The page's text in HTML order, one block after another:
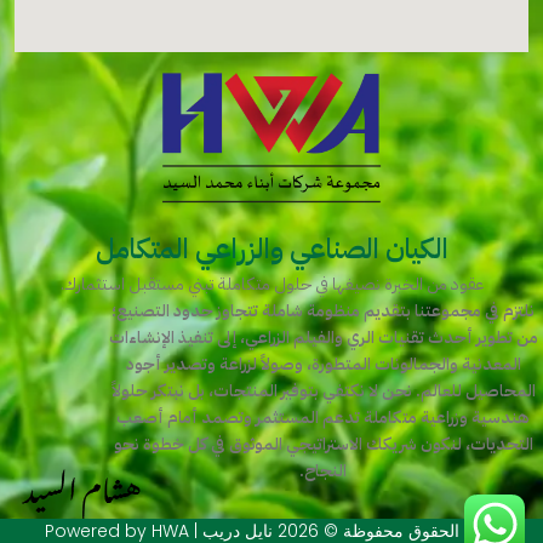
الكيان الصناعي والزراعي المتكامل
عقود من الخبرة نصيغها في حلول متكاملة تبني مستقبل استثمارك.
نلتزم في مجموعتنا بتقديم منظومة شاملة تتجاوز حدود التصنيع؛
من تطوير أحدث تقنيات الري والفيلم الزراعي، إلى تنفيذ الإنشاءات
المعدنية والجمالونات المتطورة، وصولاً لزراعة وتصدير أجود
المحاصيل للعالم. نحن لا نكتفي بتوفير المنتجات، بل نبتكر حلولاً
هندسية وزراعية متكاملة تدعم المستثمر وتصمد أمام أصعب
التحديات، لنكون شريكك الاستراتيجي الموثوق في كل خطوة نحو
النجاح.
جميع الحقوق محفوظة © 2026 نايل دريب | Powered by HWA